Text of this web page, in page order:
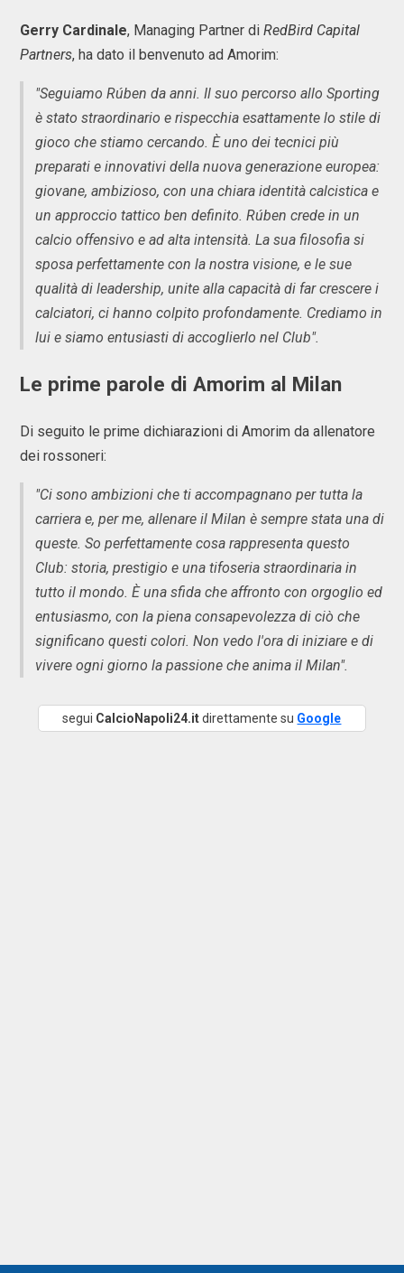
Gerry Cardinale, Managing Partner di RedBird Capital
Partners, ha dato il benvenuto ad Amorim:
"Seguiamo Rúben da anni. Il suo percorso allo Sporting
è stato straordinario e rispecchia esattamente lo stile di
gioco che stiamo cercando. È uno dei tecnici più
preparati e innovativi della nuova generazione europea:
giovane, ambizioso, con una chiara identità calcistica e
un approccio tattico ben definito. Rúben crede in un
calcio offensivo e ad alta intensità. La sua filosofia si
sposa perfettamente con la nostra visione, e le sue
qualità di leadership, unite alla capacità di far crescere i
calciatori, ci hanno colpito profondamente. Crediamo in
lui e siamo entusiasti di accoglierlo nel Club".
Le prime parole di Amorim al Milan
Di seguito le prime dichiarazioni di Amorim da allenatore
dei rossoneri:
"Ci sono ambizioni che ti accompagnano per tutta la
carriera e, per me, allenare il Milan è sempre stata una di
queste. So perfettamente cosa rappresenta questo
Club: storia, prestigio e una tifoseria straordinaria in
tutto il mondo. È una sfida che affronto con orgoglio ed
entusiasmo, con la piena consapevolezza di ciò che
significano questi colori. Non vedo l'ora di iniziare e di
vivere ogni giorno la passione che anima il Milan".
segui CalcioNapoli24.itdirettamente su Google